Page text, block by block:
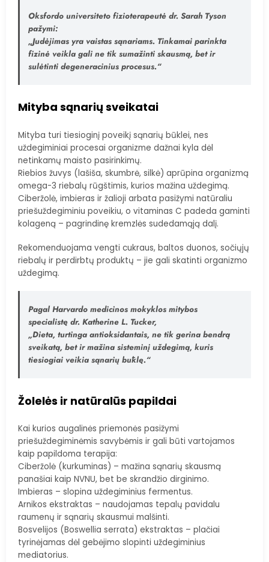
Oksfordo universiteto fizioterapeutė dr. Sarah Tyson
pažymi:
„Judėjimas yra vaistas sąnariams. Tinkamai parinkta
fizinė veikla gali ne tik sumažinti skausmą, bet ir
sulėtinti degeneracinius procesus.“
Mityba sąnarių sveikatai
Mityba turi tiesioginį poveikį sąnarių būklei, nes
uždegiminiai procesai organizme dažnai kyla dėl
netinkamų maisto pasirinkimų.
Riebios žuvys (lašiša, skumbrė, silkė) aprūpina organizmą
omega-3 riebalų rūgštimis, kurios mažina uždegimą.
Ciberžolė, imbieras ir žalioji arbata pasižymi natūraliu
priešuždegiminiu poveikiu, o vitaminas C padeda gaminti
kolageną – pagrindinę kremzlės sudedamąją dalį.
Rekomenduojama vengti cukraus, baltos duonos, sočiųjų
riebalų ir perdirbtų produktų – jie gali skatinti organizmo
uždegimą.
Pagal Harvardo medicinos mokyklos mitybos
specialistę dr. Katherine L. Tucker,
„Dieta, turtinga antioksidantais, ne tik gerina bendrą
sveikatą, bet ir mažina sisteminį uždegimą, kuris
tiesiogiai veikia sąnarių būklę.“
Žolelės ir natūralūs papildai
Kai kurios augalinės priemonės pasižymi
priešuždegiminėmis savybėmis ir gali būti vartojamos
kaip papildoma terapija:
Ciberžolė (kurkuminas) – mažina sąnarių skausmą
panašiai kaip NVNU, bet be skrandžio dirginimo.
Imbieras – slopina uždegiminius fermentus.
Arnikos ekstraktas – naudojamas tepalų pavidalu
raumenų ir sąnarių skausmui malšinti.
Bosvelijos (Boswellia serrata) ekstraktas – plačiai
tyrinėjamas dėl gebėjimo slopinti uždegiminius
mediatorius.